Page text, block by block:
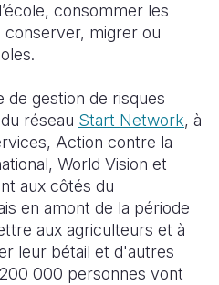
Sierra
South
South
Sudan
Tanzania
Uganda
Zambia
Singapore
South
Sri Lanka
Taiwan
Timor
Thailand
Vietnam
Moldova
Romania
Spain
Syria
Türkiye
Ukraine
consommer les
conserver, migrer ou
de gestion de risques
réseau Start Network, à
Action contre la
World Vision et
aux côtés du
en amont de la période
aux agriculteurs et à
leur bétail et d'autres
000 personnes vont